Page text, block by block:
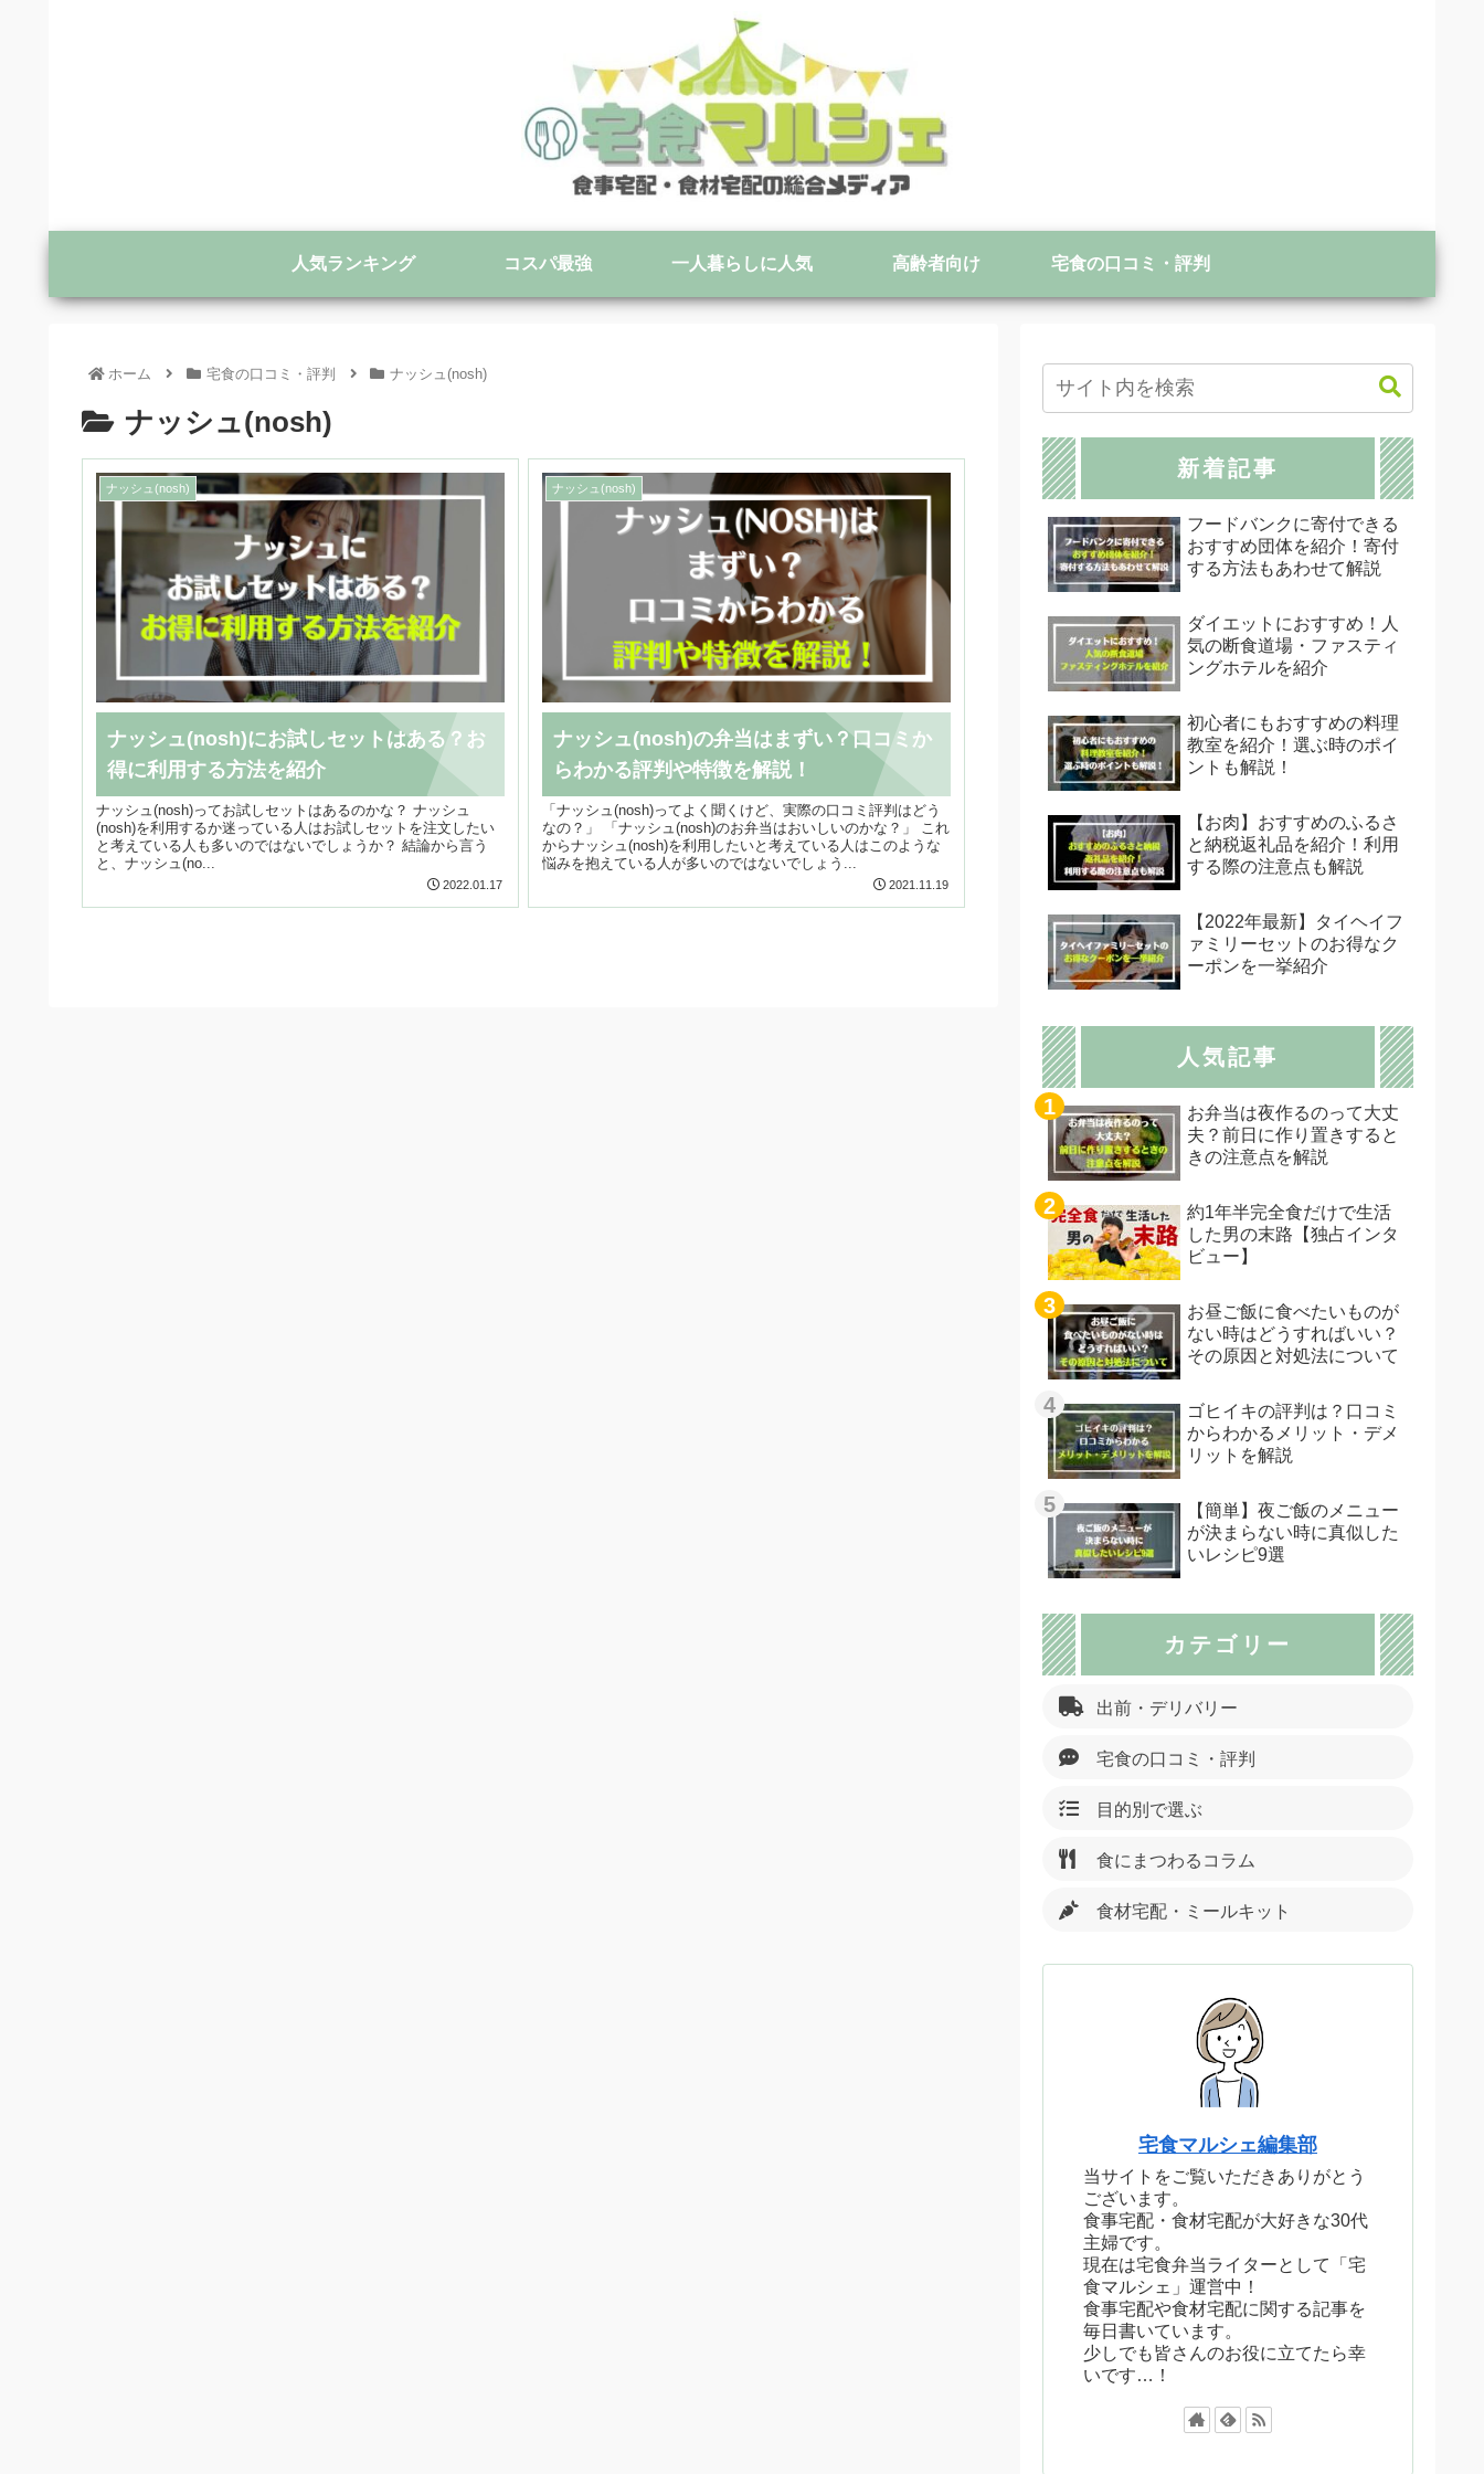
人気ランキング コスパ最強 一人暮らしに人気 高齢者向け 宅食の口コミ・評判
ホーム 宅食の口コミ・評判 ナッシュ(nosh)
ナッシュ(nosh)
ナッシュ(nosh)
ナッシュ(nosh)にお試しセットはある？お
得に利用する方法を紹介
ナッシュ(nosh)ってお試しセットはあるのかな？ ナッシュ
(nosh)を利用するか迷っている人はお試しセットを注文したい
と考えている人も多いのではないでしょうか？ 結論から言う
と、ナッシュ(no...
2022.01.17
ナッシュ(nosh)
ナッシュ(nosh)の弁当はまずい？口コミか
らわかる評判や特徴を解説！
「ナッシュ(nosh)ってよく聞くけど、実際の口コミ評判はどう
なの？」 「ナッシュ(nosh)のお弁当はおいしいのかな？」 これ
からナッシュ(nosh)を利用したいと考えている人はこのような
悩みを抱えている人が多いのではないでしょう...
2021.11.19
新着記事
フードバンクに寄付できる
おすすめ団体を紹介！寄付
する方法もあわせて解説
ダイエットにおすすめ！人
気の断食道場・ファスティ
ングホテルを紹介
初心者にもおすすめの料理
教室を紹介！選ぶ時のポイ
ントも解説！
【お肉】おすすめのふるさ
と納税返礼品を紹介！利用
する際の注意点も解説
【2022年最新】タイヘイフ
ァミリーセットのお得なク
ーポンを一挙紹介
人気記事
お弁当は夜作るのって大丈
夫？前日に作り置きすると
きの注意点を解説
約1年半完全食だけで生活
した男の末路【独占インタ
ビュー】
お昼ご飯に食べたいものが
ない時はどうすればいい？
その原因と対処法について
ゴヒイキの評判は？口コミ
からわかるメリット・デメ
リットを解説
【簡単】夜ご飯のメニュー
が決まらない時に真似した
いレシピ9選
カテゴリー
出前・デリバリー
宅食の口コミ・評判
目的別で選ぶ
食にまつわるコラム
食材宅配・ミールキット
宅食マルシェ編集部
当サイトをご覧いただきありがとう
ございます。
食事宅配・食材宅配が大好きな30代
主婦です。
現在は宅食弁当ライターとして「宅
食マルシェ」運営中！
食事宅配や食材宅配に関する記事を
毎日書いています。
少しでも皆さんのお役に立てたら幸
いです…！